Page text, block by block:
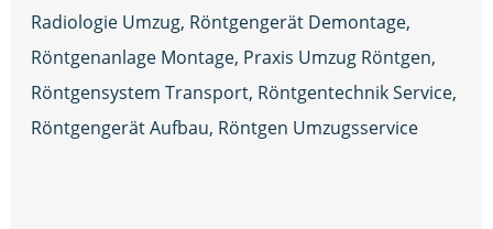
Radiologie Umzug, Röntgengerät Demontage,
Röntgenanlage Montage, Praxis Umzug Röntgen,
Röntgensystem Transport, Röntgentechnik Service,
Röntgengerät Aufbau, Röntgen Umzugsservice